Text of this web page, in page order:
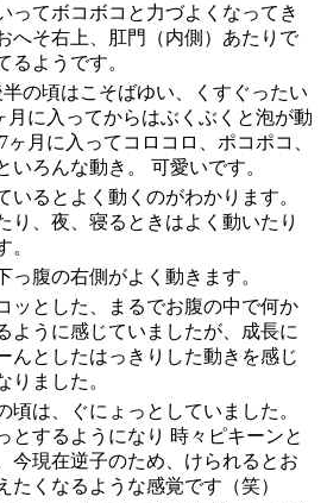
ってボコボコと力づよくなってき
へそ右上、肛門（内側）あたりで
るようです。
半の頃はこそばゆい、くすぐったい
月に入ってからはぶくぶくと泡が動
ヶ月に入ってコロコロ、ポコポコ、
いろんな動き。 可愛いです。
いるとよく動くのがわかります。
り、夜、寝るときはよく動いたり
。
っ腹の右側がよく動きます。
ッとした、まるでお腹の中で何か
ように感じていましたが、成長に
んとしたはっきりした動きを感じ
りました。
頃は、ぐにょっとしていました。
とするようになり 時々ピキーンと
今現在逆子のため、けられるとお
たくなるような感覚です（笑）